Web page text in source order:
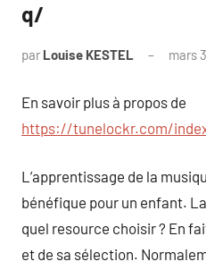
q/
par Louise KESTEL mars
En savoir plus à propos de
https://tunelockr.com/
L’apprentissage de la
bénéfique pour un enfant.
quel resource choisir ? En
et de sa sélection.